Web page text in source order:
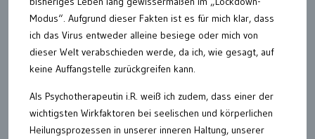
Modus“. Aufgrund dieser Fakten ist es für mich klar, dass
ich das Virus entweder alleine besiege oder mich von
dieser Welt verabschieden werde, da ich, wie gesagt, auf
keine Auffangstelle zurückgreifen kann.
Als Psychotherapeutin i.R. weiß ich zudem, dass einer der
wichtigsten Wirkfaktoren bei seelischen und körperlichen
Heilungsprozessen in unserer inneren Haltung, unserer